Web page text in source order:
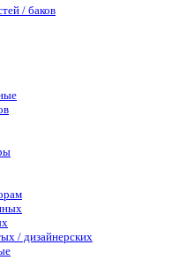
/ баков
/ дизайнерских